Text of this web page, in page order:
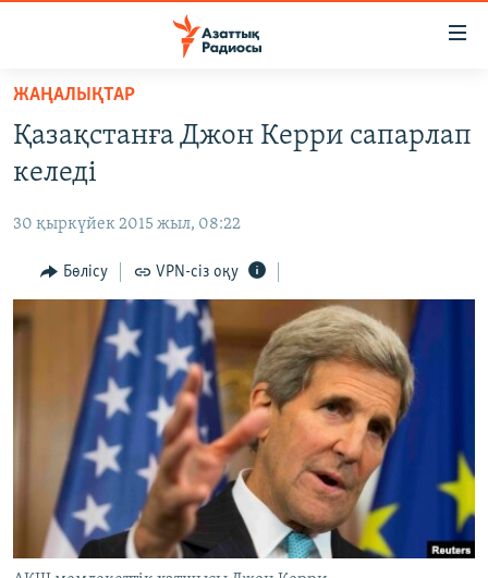
Skip
main
content
to
Navigation
Skip
to
САЯСАТ
ҚАҢТАР ОҚИҒАСЫ
АДАМ ҚҰҚЫҚТАРЫ
ӘЛЕУМЕТ
АРНАЙЫ ЖОБАЛАР
Русский
ЖАЗЫЛЫҢЫЗ
ЖАҢАЛЫҚТАР
Қазақстанға Джон Керри сапарлап
келеді
30 қыркүйек 2015 жыл, 08:22
Бөлісу VPN-сіз оқу